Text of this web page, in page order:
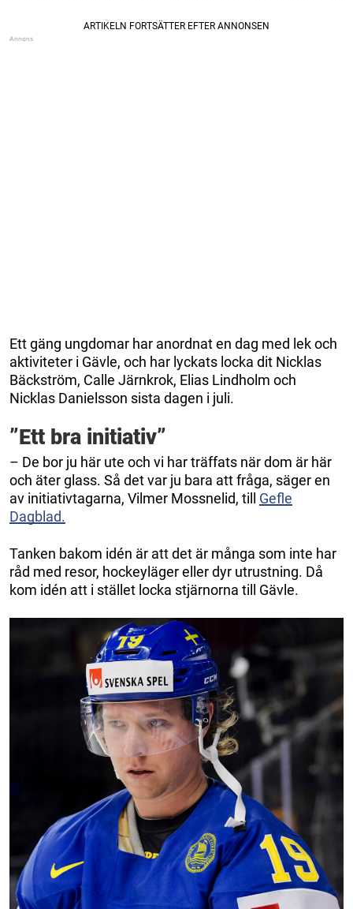
Ett gäng ungdomar har anordnat en dag med lek och
aktiviteter i Gävle, och har lyckats locka dit Nicklas
Bäckström, Calle Järnkrok, Elias Lindholm och
Nicklas Danielsson sista dagen i juli.
”Ett bra initiativ”
– De bor ju här ute och vi har träffats när dom är här
och äter glass. Så det var ju bara att fråga, säger en
av initiativtagarna, Vilmer Mossnelid, till Gefle
Dagblad.
Tanken bakom idén är att det är många som inte har
råd med resor, hockeyläger eller dyr utrustning. Då
kom idén att i stället locka stjärnorna till Gävle.